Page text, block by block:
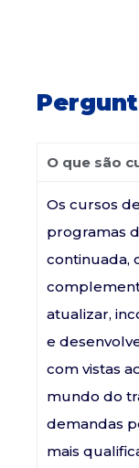
O que são
Os cursos
programas
continuada,
atualizar,
e
com vistas
mundo do
demandas
mais